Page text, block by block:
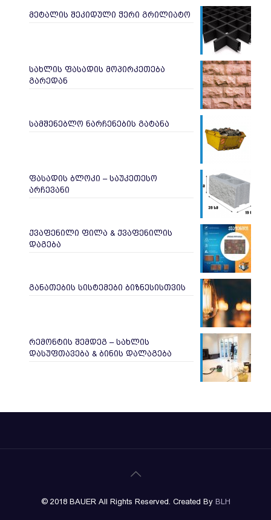
მეტალის შეკიდული ჭერი გრილიატო
სახლის ფასადის მოპირკეთება
გარედან
სამშენებლო ნარჩენების გატანა
ფასადის ბლოკი – საუკეთესო
არჩევანი
ქვაფენილი ფილა & ქვაფენილის
დაგება
განათების სისტემები ბიზნესისთვის
რემონტის შემდეგ – სახლის
დასუფთავება & ბინის დალაგება
© 2018 BAUER All Rights Reserved. Created By BLH